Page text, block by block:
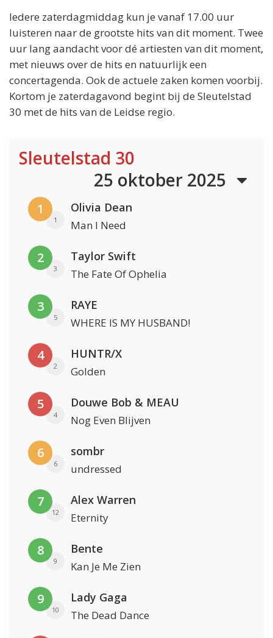
Iedere zaterdagmiddag kun je vanaf 17.00 uur
luisteren naar de grootste hits van dit moment. Twee
uur lang aandacht voor dé artiesten van dit moment,
met nieuws over de hits en natuurlijk een
concertagenda. Ook de actuele zaken komen voorbij.
Kortom je zaterdagavond begint bij de Sleutelstad
30 met de hits van de Leidse regio.
Sleutelstad 30
25 oktober 2025
1
1
Olivia Dean
Man I Need
2
3
Taylor Swift
The Fate Of Ophelia
3
5
RAYE
WHERE IS MY HUSBAND!
4
2
HUNTR/X
Golden
5
4
Douwe Bob & MEAU
Nog Even Blijven
6
6
sombr
undressed
7
12
Alex Warren
Eternity
8
9
Bente
Kan Je Me Zien
9
10
Lady Gaga
The Dead Dance